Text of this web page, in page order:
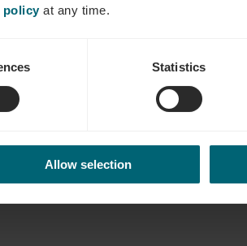
policy at any time.
Statistics
Allow selection